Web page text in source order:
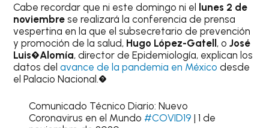
Cabe recordar que ni este domingo ni el lunes 2 de
noviembre se realizará la conferencia de prensa
vespertina en la que el subsecretario de prevención
y promoción de la salud, Hugo López-Gatell, oJosé
Luis�Alomía, director de Epidemiología, explican los
datos delavance de la pandemia en México desde
el Palacio Nacional.�
Comunicado Técnico Diario: Nuevo
Coronavirus en el Mundo #COVID19 | 1 de